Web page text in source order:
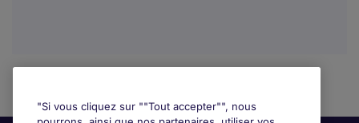
"Si vous cliquez sur ""Tout accepter"", nous